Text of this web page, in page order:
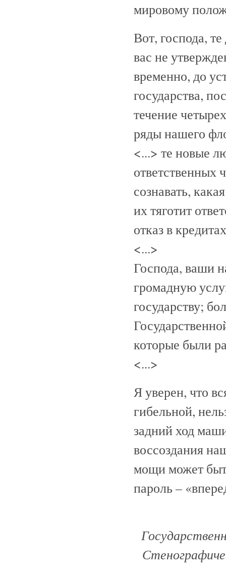
мировому
Вот, господа,
вас не
временно, до
государства,
течение
ряды нашего
<...> те новые
ответственных
сознавать,
их тяготит
отказ в
<...>
Господа, ваши
громадную
государству;
которые были
<...>
Я уверен, что
гибельной,
задний ход
воссоздания
мощи может
пароль –